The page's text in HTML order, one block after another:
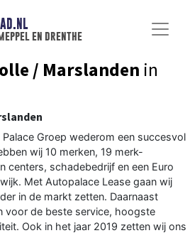
en drenthe
/ Marslanden in
Groep wederom een succesvol
wij 10 merken, 19 merk-
centers, schadebedrijf en een Euro
Met Autopalace Lease gaan wij
in de markt zetten. Daarnaast
voor de beste service, hoogste
Ook in het jaar 2019 zetten wij ons